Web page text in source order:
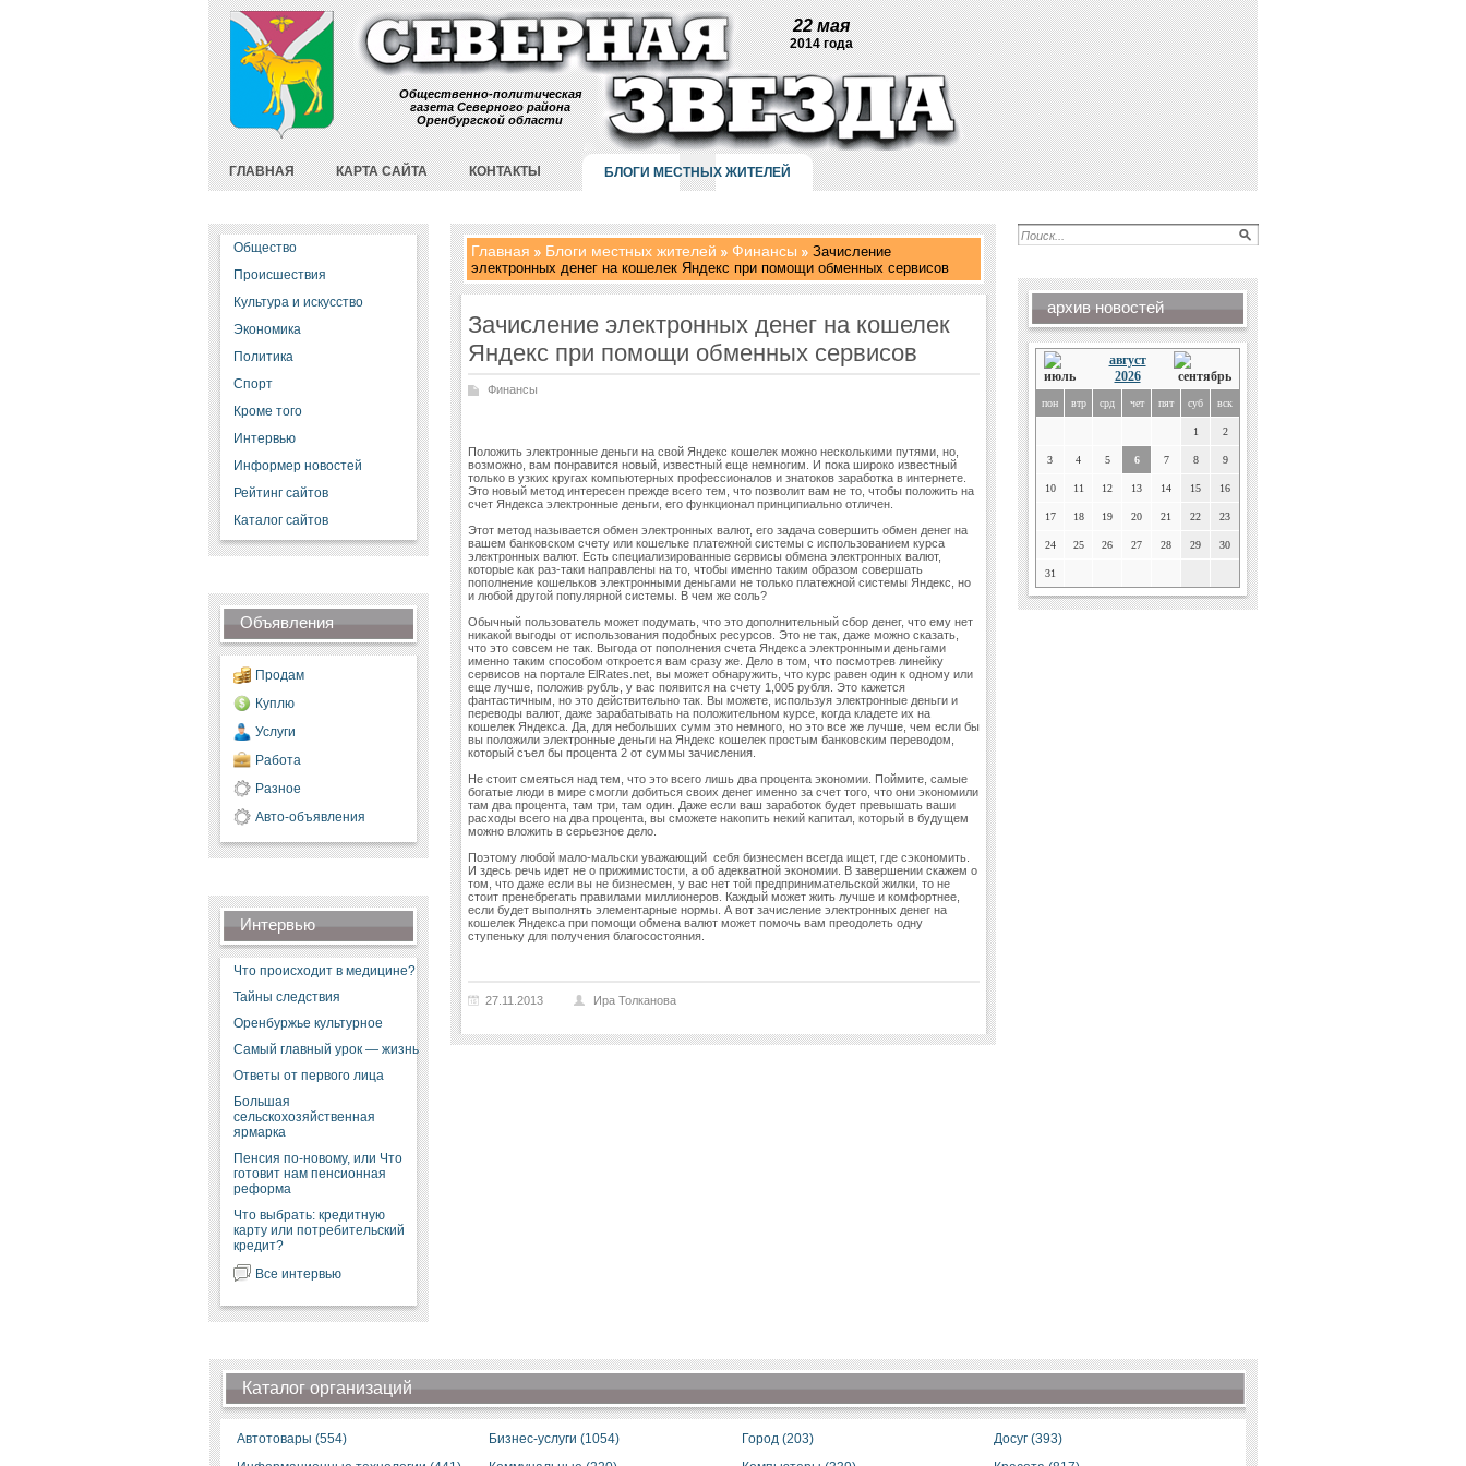
22 мая
2014 года
Общественно-политическая
газета Северного района
Оренбургской области
ГЛАВНАЯ КАРТА САЙТА КОНТАКТЫ БЛОГИ МЕСТНЫХ ЖИТЕЛЕЙ
Общество
Происшествия
Культура и искусство
Экономика
Политика
Спорт
Кроме того
Интервью
Информер новостей
Рейтинг сайтов
Каталог сайтов
Объявления
Продам
Куплю
Услуги
Работа
Разное
Авто-объявления
Интервью
Что происходит в медицине?
Тайны следствия
Оренбуржье культурное
Самый главный урок — жизнь
Ответы от первого лица
Большая
сельскохозяйственная
ярмарка
Пенсия по-новому, или Что
готовит нам пенсионная
реформа
Что выбрать: кредитную
карту или потребительский
кредит?
Все интервью
Главная Блоги местных жителей Финансы
Зачисление
электронных денег на кошелек Яндекс при помощи обменных сервисов
Зачисление электронных денег на кошелек
Яндекс при помощи обменных сервисов
Финансы
Положить электронные деньги на свой Яндекс кошелек можно несколькими путями, но,
возможно, вам понравится новый, известный еще немногим. И пока широко известный
только в узких кругах компьютерных профессионалов и знатоков заработка в интернете.
Это новый метод интересен прежде всего тем, что позволит вам не то, чтобы положить на
счет Яндекса электронные деньги, его функционал принципиально отличен.
Этот метод называется обмен электронных валют, его задача совершить обмен денег на
вашем банковском счету или кошельке платежной системы с использованием курса
электронных валют. Есть специализированные сервисы обмена электронных валют,
которые как раз-таки направлены на то, чтобы именно таким образом совершать
пополнение кошельков электронными деньгами не только платежной системы Яндекс, но
и любой другой популярной системы. В чем же соль?
Обычный пользователь может подумать, что это дополнительный сбор денег, что ему нет
никакой выгоды от использования подобных ресурсов. Это не так, даже можно сказать,
что это совсем не так. Выгода от пополнения счета Яндекса электронными деньгами
именно таким способом откроется вам сразу же. Дело в том, что посмотрев линейку
сервисов на портале ElRates.net, вы может обнаружить, что курс равен один к одному или
еще лучше, положив рубль, у вас появится на счету 1,005 рубля. Это кажется
фантастичным, но это действительно так. Вы можете, используя электронные деньги и
переводы валют, даже зарабатывать на положительном курсе, когда кладете их на
кошелек Яндекса. Да, для небольших сумм это немного, но это все же лучше, чем если бы
вы положили электронные деньги на Яндекс кошелек простым банковским переводом,
который съел бы процента 2 от суммы зачисления.
Не стоит смеяться над тем, что это всего лишь два процента экономии. Поймите, самые
богатые люди в мире смогли добиться своих денег именно за счет того, что они экономили
там два процента, там три, там один. Даже если ваш заработок будет превышать ваши
расходы всего на два процента, вы сможете накопить некий капитал, который в будущем
можно вложить в серьезное дело.
Поэтому любой мало-мальски уважающий себя бизнесмен всегда ищет, где сэкономить.
И здесь речь идет не о прижимистости, а об адекватной экономии. В завершении скажем о
том, что даже если вы не бизнесмен, у вас нет той предпринимательской жилки, то не
стоит пренебрегать правилами миллионеров. Каждый может жить лучше и комфортнее,
если будет выполнять элементарные нормы. А вот зачисление электронных денег на
кошелек Яндекса при помощи обмена валют может помочь вам преодолеть одну
ступеньку для получения благосостояния.
27.11.2013 Ира Толканова
архив новостей
август
2026
пон втр срд чет пят суб вск
1 2
3 4 5 6 7 8 9
10 11 12 13 14 15 16
17 18 19 20 21 22 23
24 25 26 27 28 29 30
31
Каталог организаций
Автотовары (554) Бизнес-услуги (1054) Город (203)
Досуг (393)